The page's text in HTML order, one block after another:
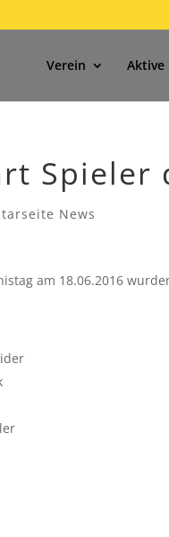
Verein Aktive
Spieler
News
am 18.06.2016